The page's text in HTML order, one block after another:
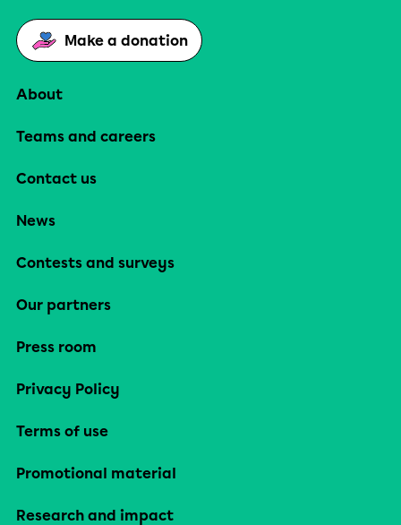
Make a donation
About
Teams and careers
Contact us
News
Contests and surveys
Our partners
Press room
Privacy Policy
Terms of use
Promotional material
Research and impact